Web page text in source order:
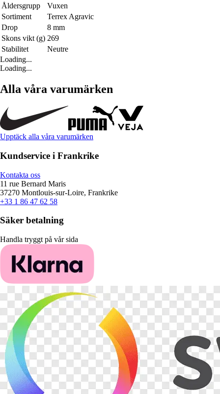
Åldersgrupp
Vuxen
Sortiment
Terrex Agravic
Drop
8 mm
Skons vikt (g) 269
Stabilitet
Neutre
Loading...
Loading...
Alla våra varumärken
Upptäck alla våra varumärken
Kundservice i Frankrike
Kontakta oss
11 rue Bernard Maris
37270 Montlouis-sur-Loire, Frankrike
+33 1 86 47 62 58
Säker betalning
Handla tryggt på vår sida